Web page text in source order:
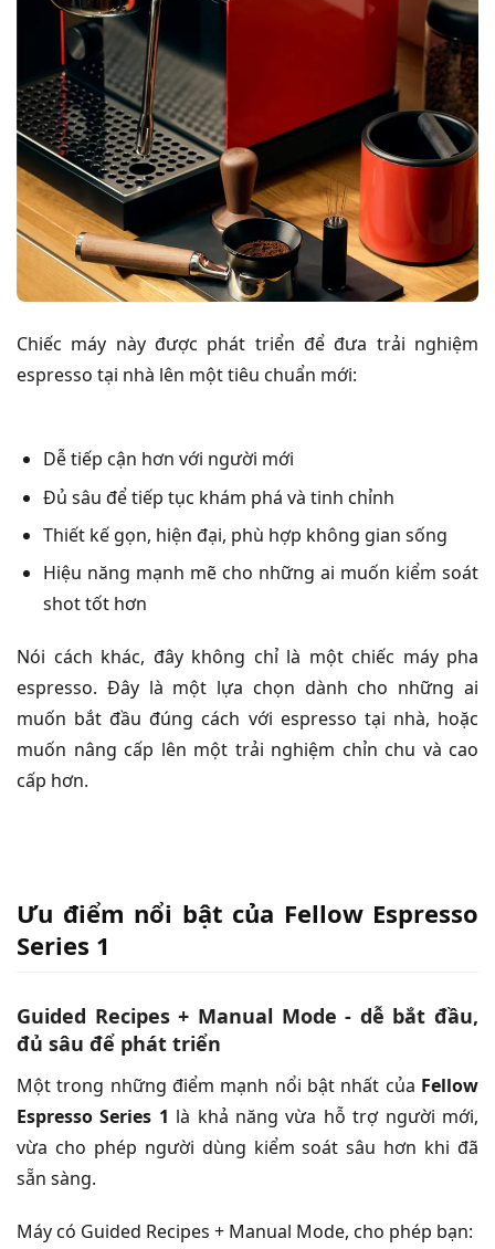
Chiếc máy này được phát triển để đưa trải nghiệm
espresso tại nhà lên một tiêu chuẩn mới:
Dễ tiếp cận hơn với người mới
Đủ sâu để tiếp tục khám phá và tinh chỉnh
Thiết kế gọn, hiện đại, phù hợp không gian sống
Hiệu năng mạnh mẽ cho những ai muốn kiểm soát
shot tốt hơn
Nói cách khác, đây không chỉ là một chiếc máy pha
espresso. Đây là một lựa chọn dành cho những ai
muốn bắt đầu đúng cách với espresso tại nhà, hoặc
muốn nâng cấp lên một trải nghiệm chỉn chu và cao
cấp hơn.
Ưu điểm nổi bật của Fellow Espresso
Series 1
Guided Recipes + Manual Mode - dễ bắt đầu,
đủ sâu để phát triển
Một trong những điểm mạnh nổi bật nhất của Fellow
Espresso Series 1 là khả năng vừa hỗ trợ người mới,
vừa cho phép người dùng kiểm soát sâu hơn khi đã
sẵn sàng.
Máy có Guided Recipes + Manual Mode, cho phép bạn: